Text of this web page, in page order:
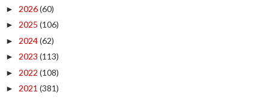
► 2026(60)
► 2025 (106)
► 2024(62)
► 2023 (113)
► 2022 (108)
► 2021 (381)